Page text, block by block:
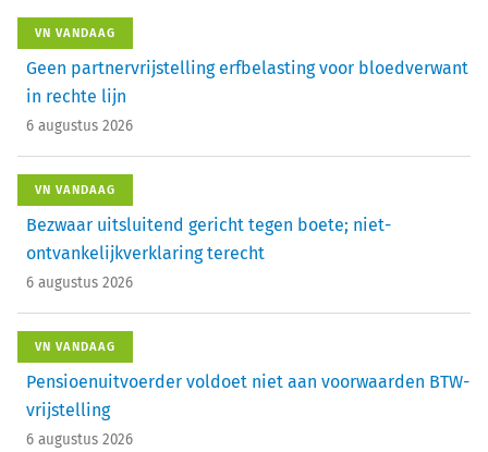
VN VANDAAG
Geen partnervrijstelling erfbelasting voor bloedverwant
in rechte lijn
6 augustus 2026
VN VANDAAG
Bezwaar uitsluitend gericht tegen boete; niet-
ontvankelijkverklaring terecht
6 augustus 2026
VN VANDAAG
Pensioenuitvoerder voldoet niet aan voorwaarden BTW-
vrijstelling
6 augustus 2026